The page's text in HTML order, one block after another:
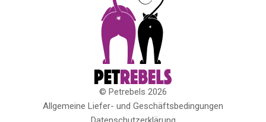
© Petrebels 2026
Copyright
Allgemeine Liefer- und Geschäftsbedingungen